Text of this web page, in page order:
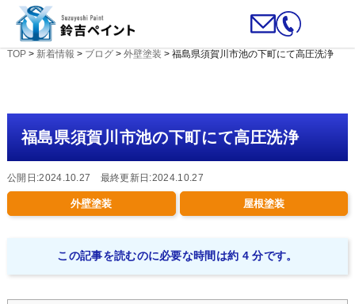
TOP> 新着情報 > ブログ> 外壁塗装 > 福島県須賀川市池の下町にて高圧洗浄
福島県須賀川市池の下町にて高圧洗浄
公開日:2024.10.27 最終更新日:2024.10.27
外壁塗装 屋根塗装
この記事を読むのに必要な時間は約 4 分です。